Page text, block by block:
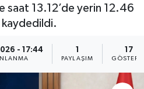
saat 13.12’de yerin 12.46
- 17:44 1
PAYLAŞIM
17